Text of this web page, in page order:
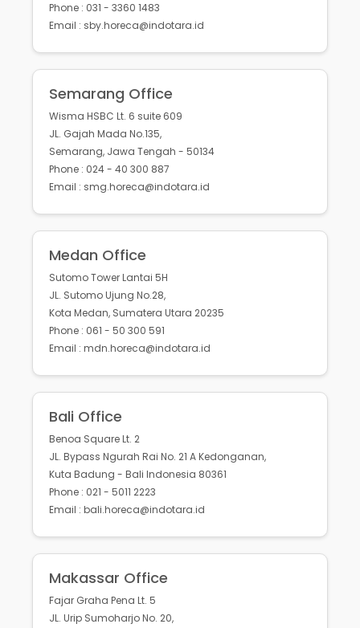
Phone : 031 - 3360 1483
Email : sby.horeca@indotara.id
Semarang Office
Wisma HSBC Lt. 6 suite 609
JL. Gajah Mada No.135,
Semarang, Jawa Tengah - 50134
Phone : 024 - 40 300 887
Email : smg.horeca@indotara.id
Medan Office
Sutomo Tower Lantai 5H
JL. Sutomo Ujung No.28,
Kota Medan, Sumatera Utara 20235
Phone : 061 - 50 300 591
Email : mdn.horeca@indotara.id
Bali Office
Benoa Square Lt. 2
JL. Bypass Ngurah Rai No. 21 A Kedonganan,
Kuta Badung - Bali Indonesia 80361
Phone : 021 - 5011 2223
Email : bali.horeca@indotara.id
Makassar Office
Fajar Graha Pena Lt. 5
JL. Urip Sumoharjo No. 20,